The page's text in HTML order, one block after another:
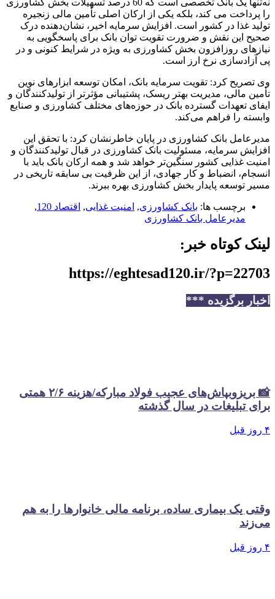
را پرداخت می کند، بلکه یکی از ارکان اصلی تأمین مالی زنجیره
تولید غذا در کشور است. افزایش سرمایه اخیر، نشان‌دهنده درک
صحیح این نقش و ضرورت تقویت توان بانک برای پاسخگویی به
نیازهای روزافزون بخش کشاورزی به ویژه در شرایط کنونی و در
پی آزادسازی نرخ ارز است.
وی تصریح کرد: تقویت سرمایه بانک، امکان توسعه ابزارهای نوین
تأمین مالی، مدیریت بهتر ریسک، پشتیبانی مؤثرتر از تولیدکنندگان و
ایفای تعهدات گسترده بانک در حوزه‌های مختلف کشاورزی و صنایع
وابسته را فراهم می‌کند.
مدیرعامل بانک کشاورزی در پایان خاطرنشان کرد: با تحقق این
افزایش سرمایه، مسئولیت بانک کشاورزی در قبال تولیدکنندگان و
امنیت غذایی کشور سنگین‌تر خواهد شد و همه ارکان بانک باید با
انسجام، انضباط و کار جهادی، از این ظرفیت بی سابقه تاریخی در
مسیر توسعه پایدار بخش کشاورزی بهره ببرند.
برچسب ها: بانک کشاورزی, امنیت غذایی, اقتصاد 120
,
مدیرعامل بانک کشاورزی
لینک کوتاه خبر:
https://eghtesad120.ir/?p=22703
اخبار برگزیده ***
📸 بریزوبپاش‌های عجیب فولاد مبارکه/هزینه ۲/۶ همتی
برای تبلیغات در سال گذشته
۴ روز قبل
وقتی یک بیماری ساده، برنامه مالی خانوارها را به هم
می‌زند
۴ روز قبل